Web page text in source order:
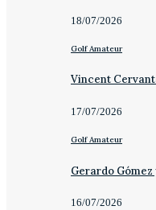
18/07/2026
Golf Amateur
Vincent
17/07/2026
Golf Amateur
Gerardo
16/07/2026